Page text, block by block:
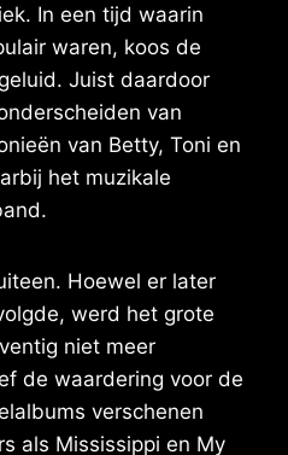
In een tijd waarin
waren, koos de
Juist daardoor
van
van Betty, Toni en
het muzikale
Hoewel er later
werd het grote
niet meer
de waardering voor de
verschenen
als Mississippi en My